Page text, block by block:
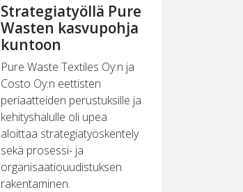
Strategiatyöllä Pure
Wasten kasvupohja
kuntoon
Pure Waste Textiles Oy:n ja
Costo Oy:n eettisten
periaatteiden perustuksille ja
kehityshalulle oli upea
aloittaa strategiatyöskentely
sekä prosessi- ja
organisaatiouudistuksen
rakentaminen.